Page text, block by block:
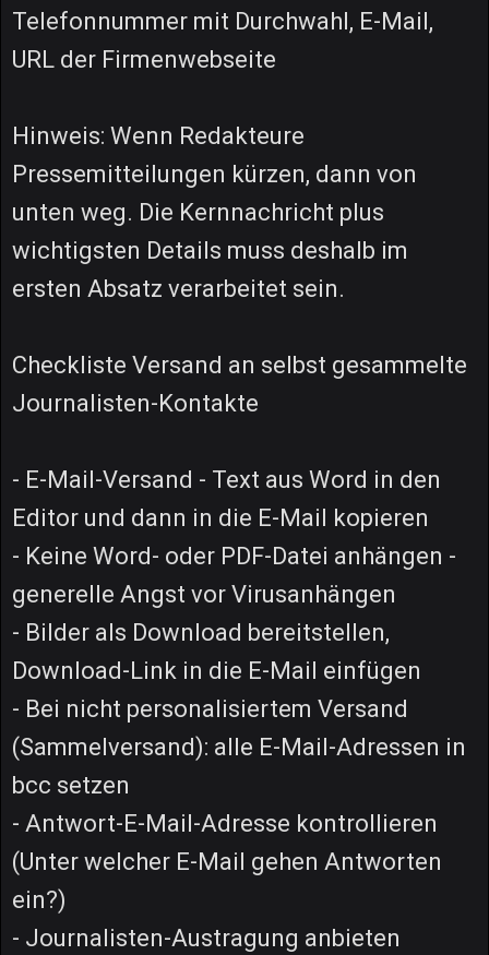
Telefonnummer mit Durchwahl, E-Mail,
URL der Firmenwebseite
Hinweis: Wenn Redakteure
Pressemitteilungen kürzen, dann von
unten weg. Die Kernnachricht plus
wichtigsten Details muss deshalb im
ersten Absatz verarbeitet sein.
Checkliste Versand an selbst gesammelte
Journalisten-Kontakte
- E-Mail-Versand - Text aus Word in den
Editor und dann in die E-Mail kopieren
- Keine Word- oder PDF-Datei anhängen -
generelle Angst vor Virusanhängen
- Bilder als Download bereitstellen,
Download-Link in die E-Mail einfügen
- Bei nicht personalisiertem Versand
(Sammelversand): alle E-Mail-Adressen in
bcc setzen
- Antwort-E-Mail-Adresse kontrollieren
(Unter welcher E-Mail gehen Antworten
ein?)
- Journalisten-Austragung anbieten